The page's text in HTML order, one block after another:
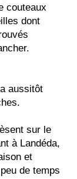
couteaux
dont
aussitôt
sur le
à Landéda,
et
de temps